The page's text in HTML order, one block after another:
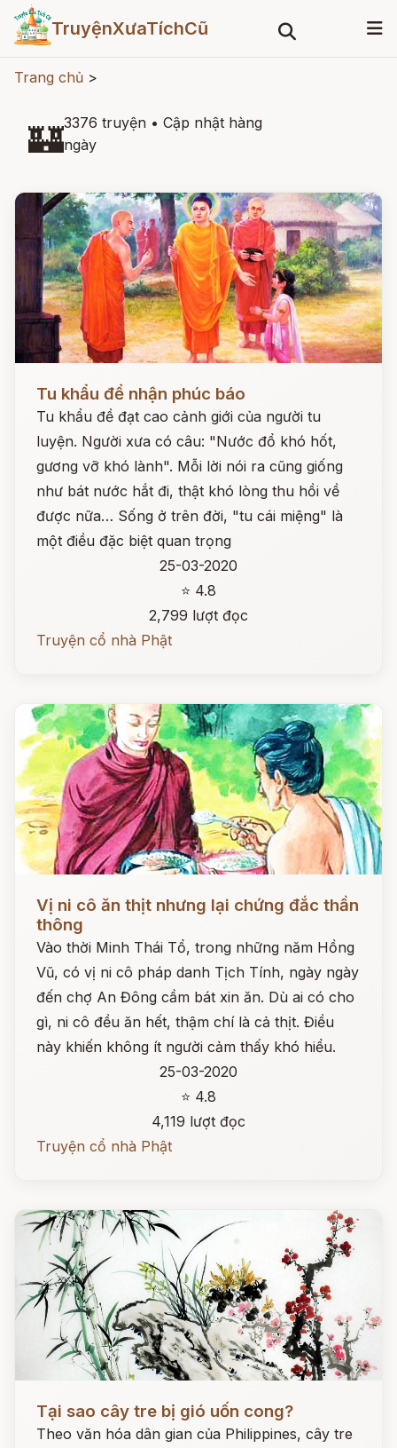
TruyệnXưaTíchCũ
Trang chủ >
🏰3376 truyện • Cập nhật hàng
ngày
Tu khẩu để nhận phúc báo
Tu khẩu đề đạt cao cảnh giới của người tu
luyện. Người xưa có câu: "Nước đổ khó hốt,
gương vỡ khó lành". Mỗi lời nói ra cũng giống
như bát nước hắt đi, thật khó lòng thu hồi về
được nữa… Sống ở trên đời, "tu cái miệng" là
một điều đặc biệt quan trọng
25-03-2020
⭐ 4.8
2,799 lượt đọc
Truyện cổ nhà Phật
Vị ni cô ăn thịt nhưng lại chứng đắc thần
thông
Vào thời Minh Thái Tổ, trong những năm Hồng
Vũ, có vị ni cô pháp danh Tịch Tính, ngày ngày
đến chợ An Đông cầm bát xin ăn. Dù ai có cho
gì, ni cô đều ăn hết, thậm chí là cả thịt. Điều
này khiến không ít người cảm thấy khó hiểu.
25-03-2020
⭐ 4.8
4,119 lượt đọc
Truyện cổ nhà Phật
Tại sao cây tre bị gió uốn cong?
Theo văn hóa dân gian của Philippines, cây tre